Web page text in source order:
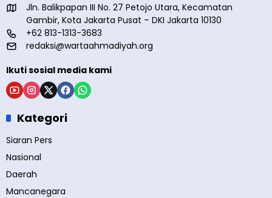
Jln. Balikpapan III No. 27 Petojo Utara, Kecamatan
Gambir, Kota Jakarta Pusat – DKI Jakarta 10130
+62 813-1313-3683
redaksi@wartaahmadiyah.org
Ikuti sosial media kami
Kategori
Siaran Pers
Nasional
Daerah
Mancanegara